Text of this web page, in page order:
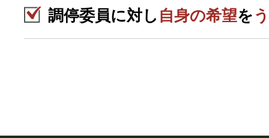
調停委員に対し 自身の希望を